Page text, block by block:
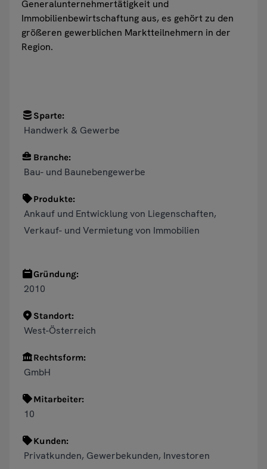
Generalunternehmertätigkeit und
Immobilienbewirtschaftung aus, es gehört zu den
größeren gewerblichen Marktteilnehmern in der
Region.
Sparte:
Handwerk & Gewerbe
Branche:
Bau- und Baunebengewerbe
Produkte:
Ankauf und Entwicklung von Liegenschaften,
Verkauf- und Vermietung von Immobilien
Gründung:
2010
Standort:
West-Österreich
Rechtsform:
GmbH
Mitarbeiter:
10
Kunden:
Privatkunden, Gewerbekunden, Investoren